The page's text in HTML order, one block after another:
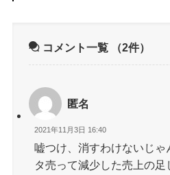
コメント一覧 （2件）
匿名
2021年11月3日 16:40
嘘つけ、消すわけないじ
タ売って減少した売上の足